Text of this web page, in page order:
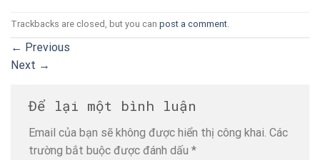
Trackbacks are closed, but you can post a comment.
← Previous
Next →
Để lại một bình luận
Email của bạn sẽ không được hiển thị công khai. Các
trường bắt buộc được đánh dấu *